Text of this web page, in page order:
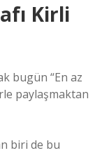
Kirli
bugün “En az
paylaşmaktan
biri de bu